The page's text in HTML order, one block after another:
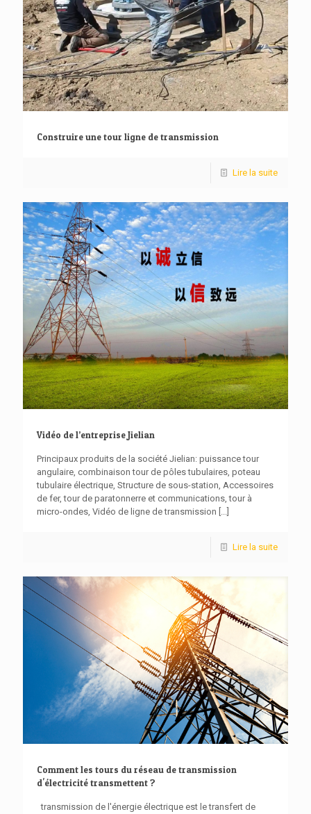
Construire une tour ligne de transmission
Lire la suite
Vidéo de l’entreprise Jielian
Principaux produits de la société Jielian: puissance tour
angulaire, combinaison tour de pôles tubulaires, poteau
tubulaire électrique, Structure de sous-station, Accessoires
de fer, tour de paratonnerre et communications, tour à
micro-ondes, Vidéo de ligne de transmission [...]
Lire la suite
Comment les tours du réseau de transmission
d'électricité transmettent ?
transmission de l'énergie électrique est le transfert de